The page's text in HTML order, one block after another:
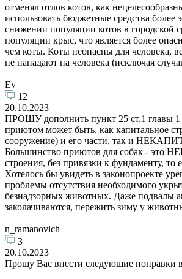
отменял отлов котов, как
использовать бюджетные средства
снижении популяции котов в городской
популяции крыс, что является более
чем коты. Коты неопасны для человека,
не нападают на человека (исключая
Ev
12
20.10.2023
ПРОШУ дополнить пункт 25 ст.1 главы 1
приютом может быть, как капитальное
сооружение) и его части, так и
Большинство приютов для собак -
строения, без привязки к фундаменту, то
Хотелось бы увидеть в законопроекте
проблемы отсутствия необходимого
безнадзорных животных. Даже подвалы
заколачиваются, пережить зиму у
n_ramanovich
3
20.10.2023
Прошу Вас внести следующие поправки в